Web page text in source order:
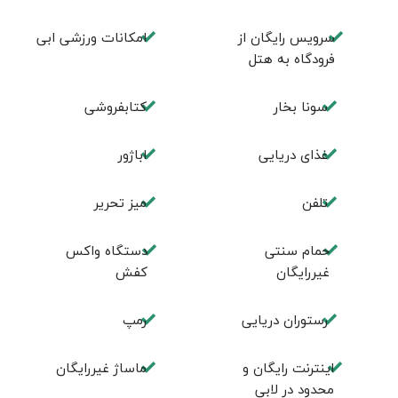
سرویس رایگان از
فرودگاه به هتل
امکانات ورزشی ابی
سونا بخار کتابفروشی
غذای دریایی اباژور
تلفن میز تحریر
حمام سنتی
غیررایگان
دستگاه واکس
کفش
رستوران دریایی رمپ
اینترنت رایگان و
محدود در لابی
ماساژ غیررایگان